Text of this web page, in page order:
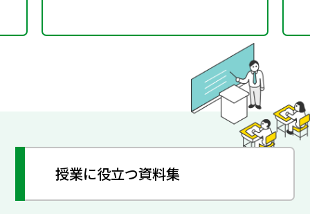
授業に役立つ資料集